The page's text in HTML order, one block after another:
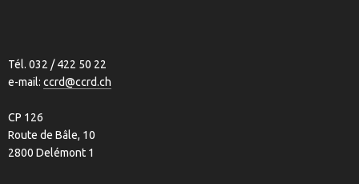
Tél. 032 / 422 50 22
e-mail: ccrd@ccrd.ch
CP 126
Route de Bâle, 10
2800 Delémont 1